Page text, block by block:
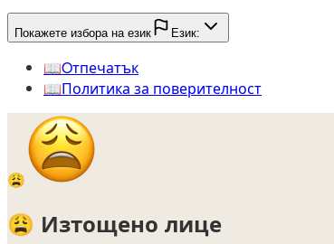
Покажете избора на език Език:
📖️Oтпечатък
📖️Политика за поверителност
😩
😩 Изтощено лице